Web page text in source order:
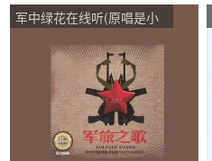
军中绿花在线听(原唱是小
播:122次